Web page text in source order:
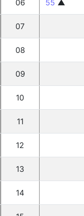
06 55 ▲
07
08
09
10
11
12
13
14